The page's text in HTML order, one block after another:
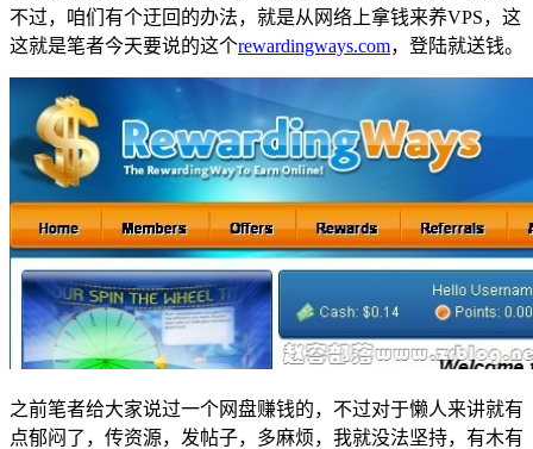
不过，咱们有个迂回的办法，就是从网络上拿钱来养VPS，这
这就是笔者今天要说的这个rewardingways.com，登陆就送钱。
之前笔者给大家说过一个网盘赚钱的，不过对于懒人来讲就有
点郁闷了，传资源，发帖子，多麻烦，我就没法坚持，有木有